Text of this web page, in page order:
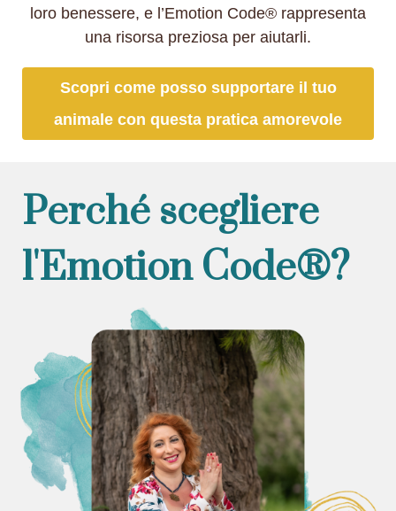
loro benessere, e l’Emotion Code® rappresenta
una risorsa preziosa per aiutarli.
Scopri come posso supportare il tuo
animale con questa pratica amorevole
Perché scegliere
l'Emotion Code®?